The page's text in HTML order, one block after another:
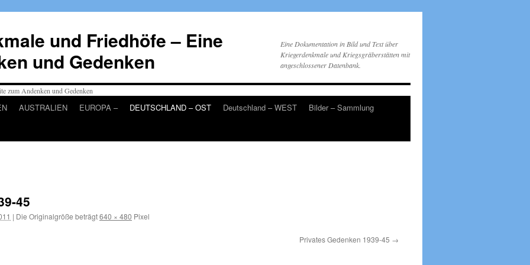
und Friedhöfe – Eine
und Gedenken
Eine Dokumentation in Bild und Text über
Kriegerdenkmale und Kriegsgräberstätten mit
angeschlossener Datenbank.
AUSTRALIEN EUROPA – DEUTSCHLAND – OST Deutschland – WEST
Bilder – Sammlung
45
| Die Originalgröße beträgt640 × 480 Pixel
Privates Gedenken 1939-45